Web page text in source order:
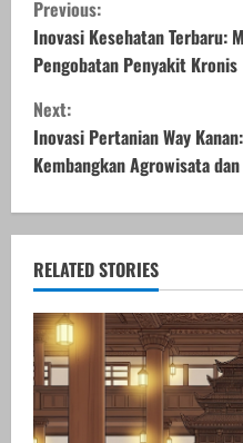
o
n
t
i
n
u
e
R
e
Previous:
Inovasi Kesehatan Terbaru:
Pengobatan Penyakit Kronis
Next:
Inovasi Pertanian Way
Kembangkan Agrowisata
RELATED STORIES